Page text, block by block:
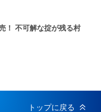
！ 不可解な掟が残る村
トップに戻る